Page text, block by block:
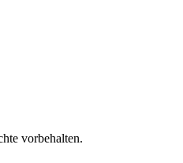
vorbehalten.